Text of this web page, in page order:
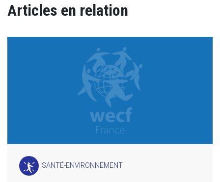
Articles en relation
SANTÉ-ENVIRONNEMENT